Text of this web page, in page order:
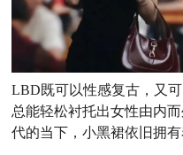
LBD既可以性感复古，又
总能轻松衬托出女性由内
代的当下，小黑裙依旧拥有